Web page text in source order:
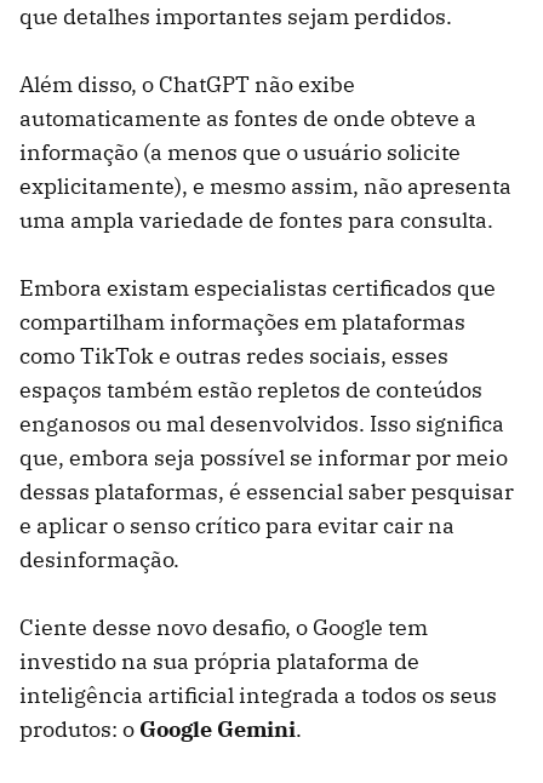
que detalhes importantes sejam perdidos.
Além disso, o ChatGPT não exibe
automaticamente as fontes de onde obteve a
informação (a menos que o usuário solicite
explicitamente), e mesmo assim, não apresenta
uma ampla variedade de fontes para consulta.
Embora existam especialistas certificados que
compartilham informações em plataformas
como TikTok e outras redes sociais, esses
espaços também estão repletos de conteúdos
enganosos ou mal desenvolvidos. Isso significa
que, embora seja possível se informar por meio
dessas plataformas, é essencial saber pesquisar
e aplicar o senso crítico para evitar cair na
desinformação.
Ciente desse novo desafio, o Google tem
investido na sua própria plataforma de
inteligência artificial integrada a todos os seus
produtos: o Google Gemini.